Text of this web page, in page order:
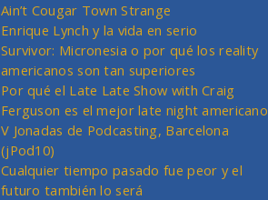
Ain’t Cougar Town Strange
Enrique Lynch y la vida en serio
Survivor: Micronesia o por qué los reality
americanos son tan superiores
Por qué el Late Late Show with Craig
Ferguson es el mejor late night americano
V Jonadas de Podcasting, Barcelona
(jPod10)
Cualquier tiempo pasado fue peor y el
futuro también lo será